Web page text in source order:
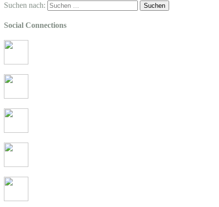
Suchen nach:
Social Connections